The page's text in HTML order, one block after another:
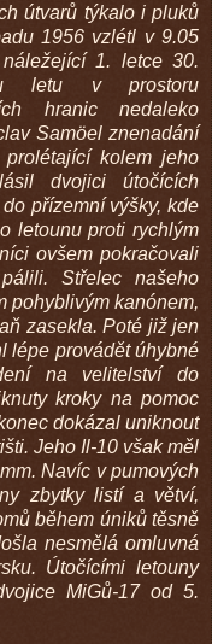
útvarů týkalo i pluků
1956 vzlétl v 9.05
1. letce 30.
letu v prostoru
hranic nedaleko
Samöel znenadání
kolem jeho
dvojici útočících
přízemní výšky, kde
letounu proti rychlým
ovšem pokračovali
Střelec našeho
pohyblivým kanónem,
zasekla. Poté již jen
lépe provádět úhybné
na velitelství do
kroky na pomoc
dokázal uniknout
Jeho Il-10 však měl
Navíc v pumových
zbytky listí a větví,
během úniků těsně
nesmělá omluvná
Útočícími letouny
MiGů-17 od 5.